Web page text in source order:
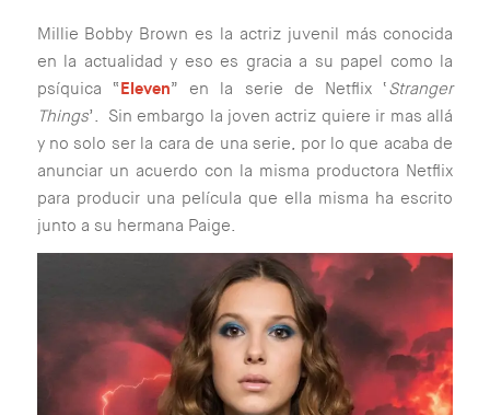
Millie Bobby Brown es la actriz juvenil más conocida
en la actualidad y eso es gracia a su papel como la
psíquica “Eleven” en la serie de Netflix ‘Stranger
Things’. Sin embargo la joven actriz quiere ir mas allá
y no solo ser la cara de una serie, por lo que acaba de
anunciar un acuerdo con la misma productora Netflix
para producir una película que ella misma ha escrito
junto a su hermana Paige.